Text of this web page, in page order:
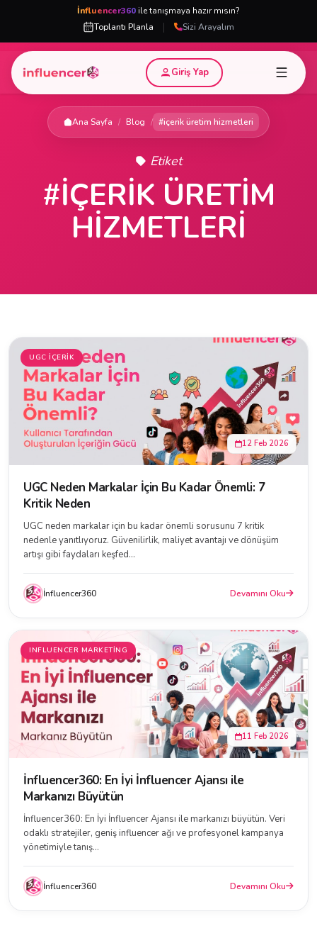
İnfluencer360 ile tanışmaya hazır mısın?
Toplantı Planla
| Sizi Arayalım
Giriş Yap
Ana Sayfa / Blog / #içerik üretim hizmetleri
Etiket
#IÇERIK ÜRETIM
HIZMETLERI
UGC İÇERIK
12 Feb 2026
UGC Neden Markalar İçin Bu Kadar Önemli: 7
Kritik Neden
UGC neden markalar için bu kadar önemli sorusunu 7 kritik
nedenle yanıtlıyoruz. Güvenilirlik, maliyet avantajı ve dönüşüm
artışı gibi faydaları keşfed...
İnfluencer360 Devamını Oku
INFLUENCER MARKETING
11 Feb 2026
İnfluencer360: En İyi İnfluencer Ajansı ile
Markanızı Büyütün
İnfluencer360: En İyi İnfluencer Ajansı ile markanızı büyütün. Veri
odaklı stratejiler, geniş influencer ağı ve profesyonel kampanya
yönetimiyle tanış...
İnfluencer360 Devamını Oku